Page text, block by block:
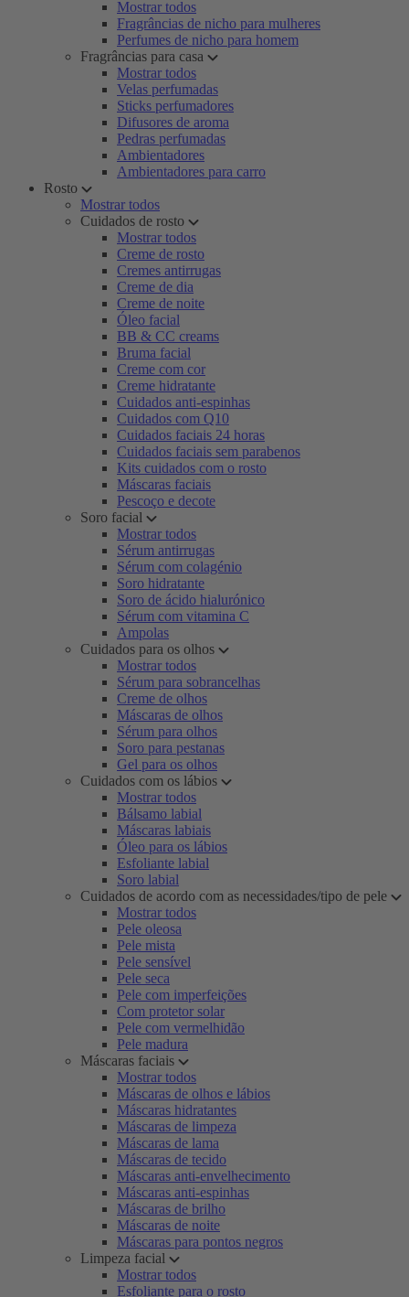
Mostrar todos
Fragrâncias de nicho para mulheres
Perfumes de nicho para homem
Fragrâncias para casa
Mostrar todos
Velas perfumadas
Sticks perfumadores
Difusores de aroma
Pedras perfumadas
Ambientadores
Ambientadores para carro
Rosto
Mostrar todos
Cuidados de rosto
Mostrar todos
Creme de rosto
Cremes antirrugas
Creme de dia
Creme de noite
Óleo facial
BB & CC creams
Bruma facial
Creme com cor
Creme hidratante
Cuidados anti-espinhas
Cuidados com Q10
Cuidados faciais 24 horas
Cuidados faciais sem parabenos
Kits cuidados com o rosto
Máscaras faciais
Pescoço e decote
Soro facial
Mostrar todos
Sérum antirrugas
Sérum com colagénio
Soro hidratante
Soro de ácido hialurónico
Sérum com vitamina C
Ampolas
Cuidados para os olhos
Mostrar todos
Sérum para sobrancelhas
Creme de olhos
Máscaras de olhos
Sérum para olhos
Soro para pestanas
Gel para os olhos
Cuidados com os lábios
Mostrar todos
Bálsamo labial
Máscaras labiais
Óleo para os lábios
Esfoliante labial
Soro labial
Cuidados de acordo com as necessidades/tipo de pele
Mostrar todos
Pele oleosa
Pele mista
Pele sensível
Pele seca
Pele com imperfeições
Com protetor solar
Pele com vermelhidão
Pele madura
Máscaras faciais
Mostrar todos
Máscaras de olhos e lábios
Máscaras hidratantes
Máscaras de limpeza
Máscaras de lama
Máscaras de tecido
Máscaras anti-envelhecimento
Máscaras anti-espinhas
Máscaras de brilho
Máscaras de noite
Máscaras para pontos negros
Limpeza facial
Mostrar todos
Esfoliante para o rosto